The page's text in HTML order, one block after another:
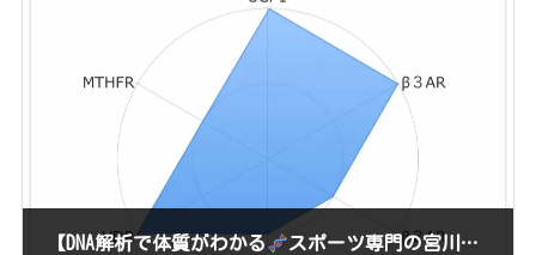
【DNA解析で体質がわかる スポーツ専門の宮川鍼灸院だから出来る活用方法